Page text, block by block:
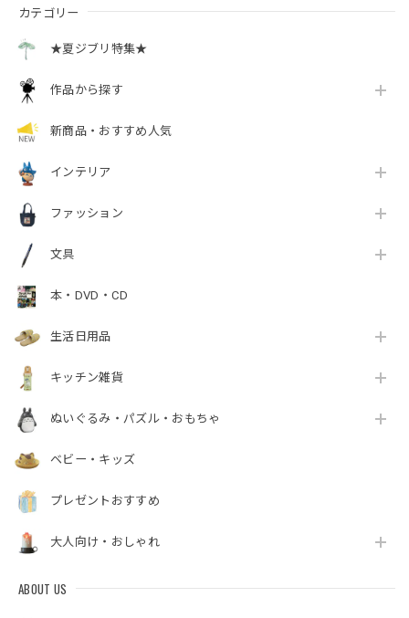
カテゴリー
★夏ジブリ特集★
作品から探す
新商品・おすすめ人気
インテリア
ファッション
文具
本・DVD・CD
生活日用品
キッチン雑貨
ぬいぐるみ・パズル・おもちゃ
ベビー・キッズ
プレゼントおすすめ
大人向け・おしゃれ
ABOUT US